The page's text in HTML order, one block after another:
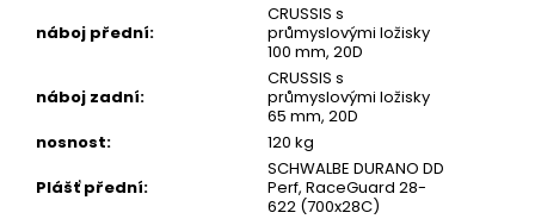
náboj přední:
CRUSSIS s
průmyslovými ložisky
100 mm, 20D
náboj zadní:
CRUSSIS s
průmyslovými ložisky
65 mm, 20D
nosnost:
120 kg
Plášť přední:
SCHWALBE DURANO DD
Perf, RaceGuard 28-
622 (700x28C)